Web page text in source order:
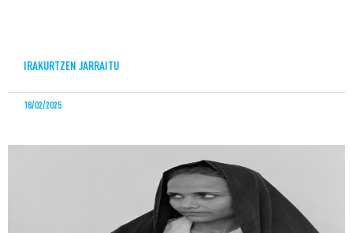
IRAKURTZEN JARRAITU
18/02/2025